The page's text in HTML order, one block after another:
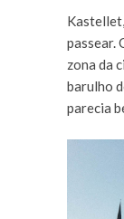
passear.
zona da
barulho
parecia